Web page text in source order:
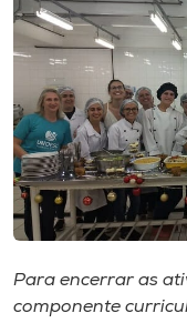
Cultura
CPA
Biblioteca
Editora
Rádio
Para encerrar as
componente